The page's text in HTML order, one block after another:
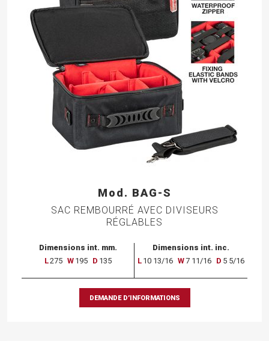
Mod. BAG-S
SAC REMBOURRÉ AVEC DIVISEURS
RÉGLABLES
Dimensions int. mm.
L275 W 195 D 135
Dimensions int. inc.
L 10 13/16 W7 11/16 D 5 5/16
DEMANDE D’INFORMATIONS